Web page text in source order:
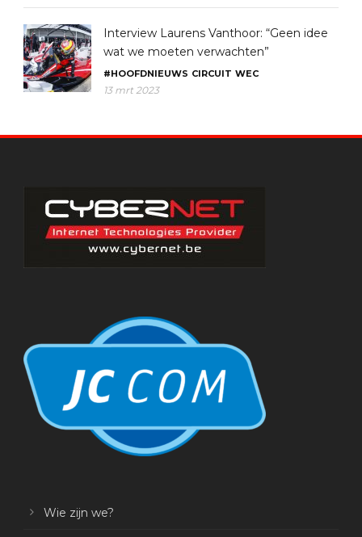
Interview Laurens Vanthoor: “Geen idee
wat we moeten verwachten”
#HOOFDNIEUWS CIRCUIT WEC
13 mrt 2023
Wie zijn we?